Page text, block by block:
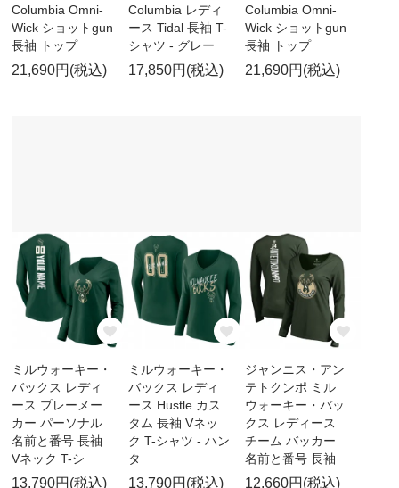
Columbia Omni-
Wick ショットgun
長袖 トップ
21,690円(税込)
Columbia レディ
ース Tidal 長袖 T-
シャツ - グレー
17,850円(税込)
Columbia Omni-
Wick ショットgun
長袖 トップ
21,690円(税込)
ミルウォーキー・
バックス レディ
ース プレーメー
カー パーソナル
名前と番号 長袖
Vネック T-シ
13,790円(税込)
ミルウォーキー・
バックス レディ
ース Hustle カス
タム 長袖 Vネッ
ク T-シャツ - ハン
タ
13,790円(税込)
ジャンニス・アン
テトクンポ ミル
ウォーキー・バッ
クス レディース
チーム バッカー
名前と番号 長袖
12,660円(税込)